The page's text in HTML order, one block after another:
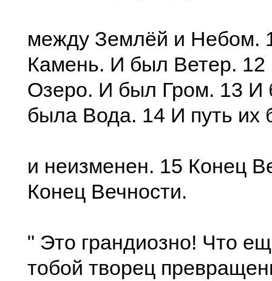
между Землёй и Небом.
Камень. И был Ветер.
Озеро. И был Гром. 13 И
была Вода. 14 И путь их
и неизменен. 15 Конец
Конец Вечности.
" Это грандиозно! Что
тобой творец